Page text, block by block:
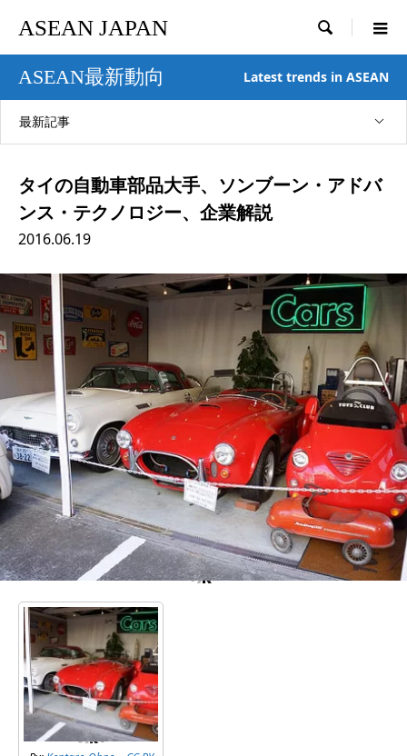
ASEAN JAPAN 
ASEAN最新動向 Latest trends in ASEAN
最新記事
タイの自動車部品大手、ソンブーン・アドバ
ンス・テクノロジー、企業解説
2016.06.19